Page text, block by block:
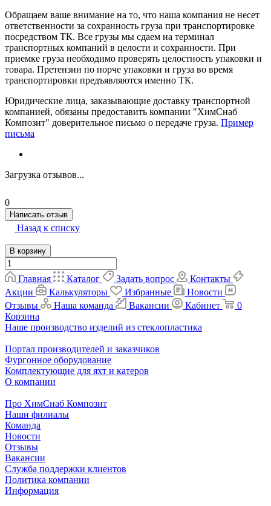
Обращаем ваше внимание на то, что наша компания не несет
ответственности за сохранность груза при транспортировке
посредством ТК. Все грузы мы сдаем на терминал
транспортных компаний в целости и сохранности. При
приемке груза необходимо проверять целостность упаковки и
товара. Претензии по порче упаковки и груза во время
транспортировки предъявляются именно ТК.
Юридические лица, заказывающие доставку транспортной
компанией, обязаны предоставить компании "ХимСнаб
Композит" доверительное письмо о передаче груза. Пример
письма
Загрузка отзывов...
0
Написать отзыв
Назад к списку
В корзину
Главная Каталог Задать вопрос
Контакты
Акции
Калькуляторы Избранные
Новости
Отзывы
Наша команда Вакансии Кабинет
0
Корзина
Наше производство изделий из стеклопластика
Портал производителей и заказчиков
Фургонное оборудование
Комплектующие для яхт и катеров
О компании
Про ХимСнаб Композит
Наши филиалы
Команда
Новости
Отзывы
Вакансии
Служба поддержки клиентов
Политика компании
Информация